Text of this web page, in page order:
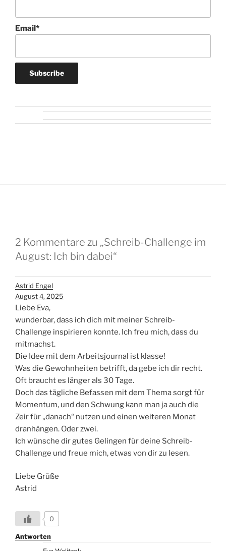
Email*
2 Kommentare zu „Schreib-Challenge im
August: Ich bin dabei“
Astrid Engel
August 4, 2025
Liebe Eva,
wunderbar, dass ich dich mit meiner Schreib-
Challenge inspirieren konnte. Ich freu mich, dass du
mitmachst.
Die Idee mit dem Arbeitsjournal ist klasse!
Was die Gewohnheiten betrifft, da gebe ich dir recht.
Oft braucht es länger als 30 Tage.
Doch das tägliche Befassen mit dem Thema sorgt für
Momentum, und den Schwung kann man ja auch die
Zeir für „danach“ nutzen und einen weiteren Monat
dranhängen. Oder zwei.
Ich wünsche dir gutes Gelingen für deine Schreib-
Challenge und freue mich, etwas von dir zu lesen.
Liebe Grüße
Astrid
0
Antworten